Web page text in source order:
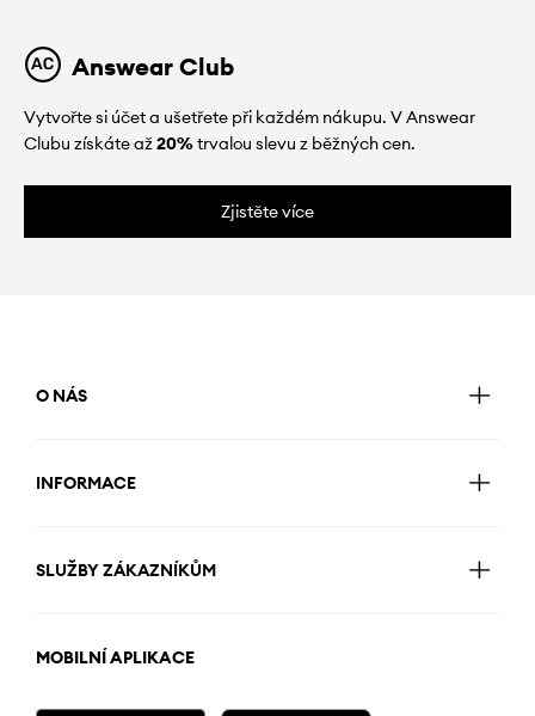
Answear Club
Vytvořte si účet a ušetřete při každém nákupu. V Answear
Clubu získáte až20%trvalou slevu z běžných cen.
Zjistěte více
O NÁS
INFORMACE
SLUŽBY ZÁKAZNÍKŮM
MOBILNÍ APLIKACE